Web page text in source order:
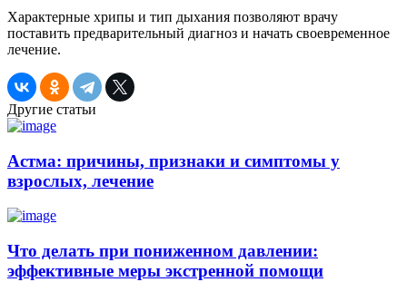
Характерные хрипы и тип дыхания позволяют врачу
поставить предварительный диагноз и начать своевременное
лечение.
Другие статьи
Астма: причины, признаки и симптомы у
взрослых, лечение
Что делать при пониженном давлении:
эффективные меры экстренной помощи